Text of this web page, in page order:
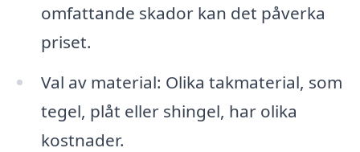
omfattande skador kan det påverka
priset.
Val av material: Olika takmaterial, som
tegel, plåt eller shingel, har olika
kostnader.